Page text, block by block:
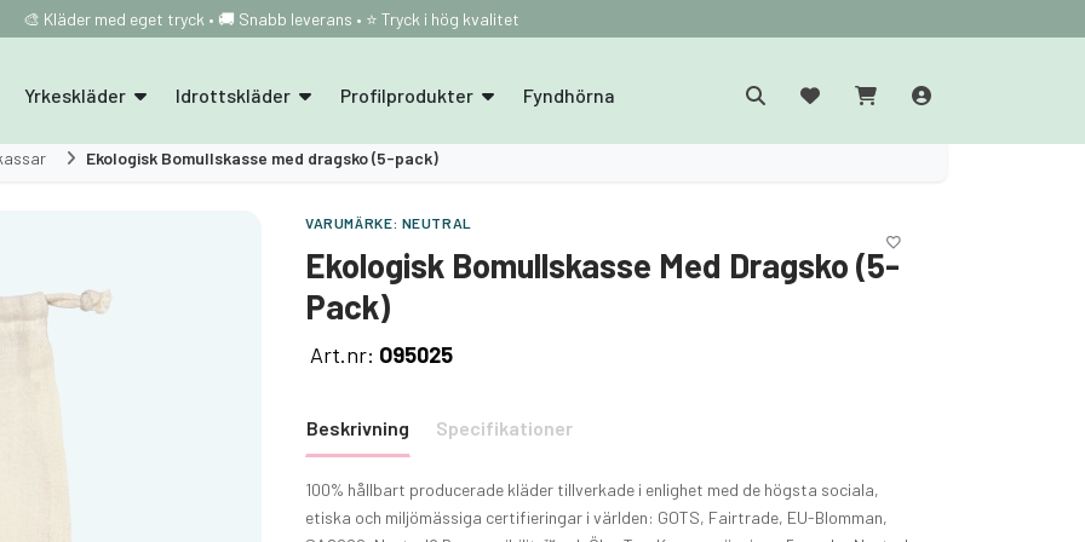
🎨 Kläder med eget tryck • 🚚 Snabb leverans • ⭐ Tryck i hög kvalitet
Yrkeskläder Idrottskläder Profilprodukter Fyndhörna
Ekologisk Bomullskasse med dragsko (5-pack)
VARUMÄRKE: NEUTRAL
Ekologisk Bomullskasse Med Dragsko (5-
Pack)
Art.nr: O95025
Beskrivning Specifikationer
100% hållbart producerade kläder tillverkade i enlighet med de högsta sociala,
etiska och miljömässiga certifieringar i världen: GOTS, Fairtrade, EU-Blomman,